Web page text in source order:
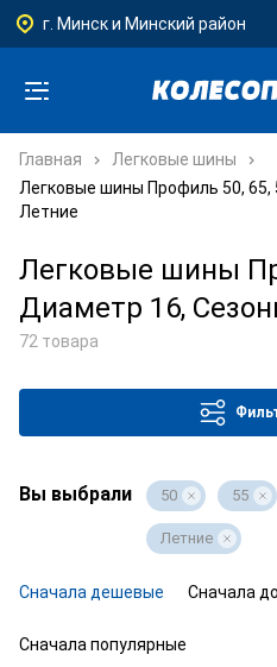
г. Минск и Минский район
Главная
Легковые шины
Легковые шины Профиль 50,
Летние
Легковые шины
Диаметр 16,
72 товара
Вы выбрали 50 55
Летние
Сначала дешевые Сначала
Сначала популярные